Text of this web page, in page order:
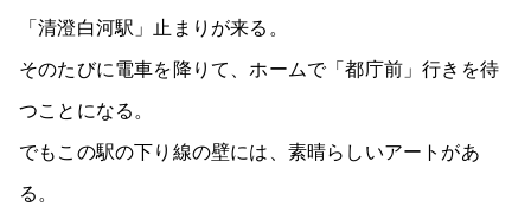
「清澄白河駅」止まりが来る。
そのたびに電車を降りて、ホームで「都庁前」行きを待
つことになる。
でもこの駅の下り線の壁には、素晴らしいアートがあ
る。